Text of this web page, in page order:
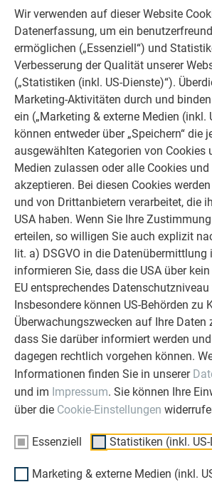
Wir verwenden auf dieser Website
Datenerfassung, um ein
ermöglichen („Essenziell“) und
Verbesserung der Qualität unserer
(„Statistiken (inkl. US-Dienste)“).
Marketing-Aktivitäten durch und
ein („Marketing & externe Medien (inkl.
können entweder über „Speichern“ die
ausgewählten Kategorien von Cookies
Medien zulassen oder alle Cookies und
akzeptieren. Bei diesen Cookies
und von Drittanbietern verarbeitet, die
USA haben. Wenn Sie Ihre
erteilen, so willigen Sie auch explizit
lit. a) DSGVO in die Datenübermittlung
informieren Sie, dass die USA über
EU entsprechendes
Insbesondere können US-Behörden zu
Überwachungszwecken auf Ihre Daten
dass Sie darüber informiert werden
dagegen rechtlich vorgehen können.
Informationen finden Sie in unserer
und im Impressum. Sie können Ihre
über die Cookie-Einstellungen
Essenziell Statistiken (inkl.
Marketing & externe Medien (inkl.
einer Testschare aus dem jeweils
Material sorgfältig überprüft werden,
Serienfertigung beginnt.
Winkel und Abmessungen am
Achsmaß)
Je nach verwendetem Profiliersystem
Abmessungen geringfügig variieren.
HINWEIS
Bei blanken PREFALZ Bahnen sind
Maßnahmen einzuhalten. Um ein